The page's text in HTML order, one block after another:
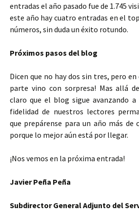
entradas el año pasado fue de 1.745
este año hay cuatro entradas en el
números, sin duda un éxito rotundo.
Próximos pasos del blog
Dicen que no hay dos sin tres, pero
parte vino con sorpresa! Mas allá
claro que el blog sigue avanzando
fidelidad de nuestros lectores
que prepárense para un año más de
porque lo mejor aún está por llegar.
¡Nos vemos en la próxima entrada!
Javier Peña Peña
Subdirector General Adjunto del